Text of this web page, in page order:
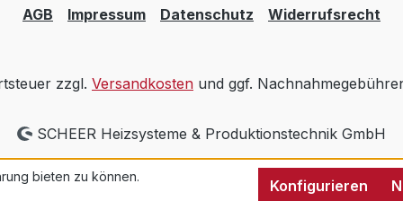
AGB Impressum Datenschutz Widerrufsrecht
zzgl. Versandkosten und ggf.
SCHEER Heizsysteme & Produktionstechnik GmbH
bieten zu können.
Konfigurieren